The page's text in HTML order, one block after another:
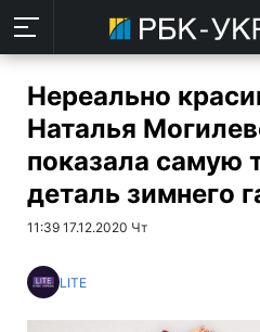
Нереально
Наталья
показала самую
деталь зимнего
11:39 17.12.2020 Чт
LITE